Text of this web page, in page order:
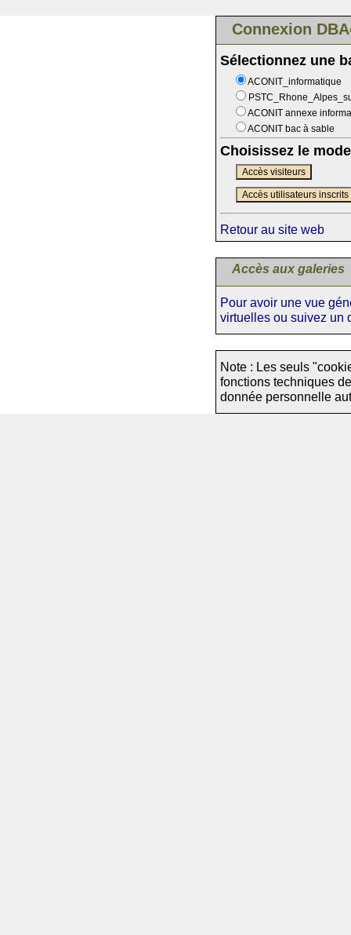
Connexion
Sélectionnez une
ACONIT_informatique
ACONIT annexe
ACONIT bac à sable
Choisissez le
Accès visiteurs
Accès utilisateurs inscrits
Retour au site web
Accès aux galeries
Pour avoir une vue
virtuelles ou suivez un
Note : Les seuls
fonctions techniques
donnée personnelle